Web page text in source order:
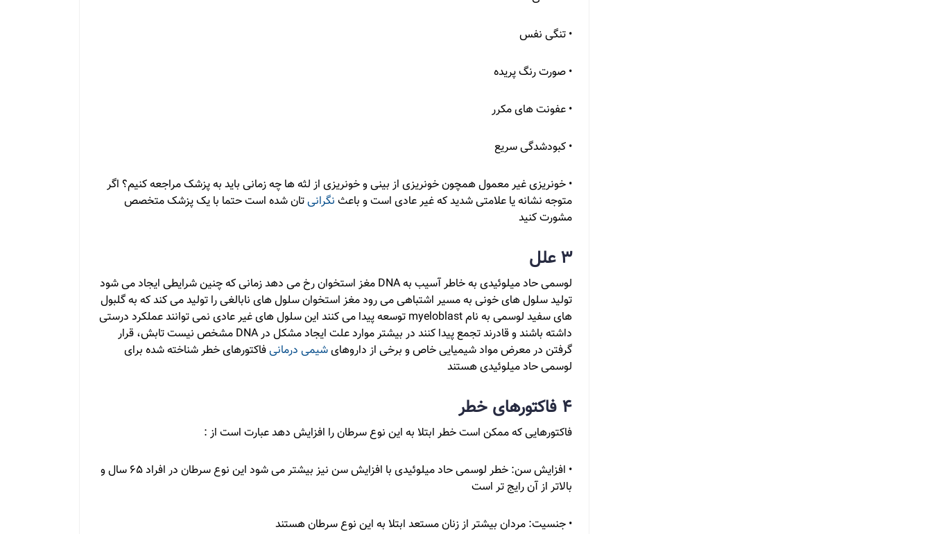
• تنگی نفس
• صورت رنگ پریده
• عفونت های مکرر
• کبودشدگی سریع
• خونریزی غیر معمول همچون خونریزی از بینی و خونریزی از لثه ها چه زمانی باید به پزشک مراجعه کنیم؟ اگر
متوجه نشانه یا علامتی شدید که غیر عادی است و باعث نگرانیتان شده است حتما با یک پزشک متخصص
مشورت کنید
3 علل
لوسمی حاد میلوئیدی به خاطر آسیب به DNA مغز استخوان رخ می دهد زمانی که چنین شرایطی ایجاد می شود
تولید سلول های خونی به مسیر اشتباهی می رود مغز استخوان سلول های نابالغی را تولید می کند که به گلبول
های سفید لوسمی به نام myeloblast توسعه پیدا می کنند این سلول های غیر عادی نمی توانند عملکرد درستی
داشته باشند و قادرند تجمع پیدا کنند در بیشتر موارد علت ایجاد مشکل در DNA مشخص نیست تابش، قرار
گرفتن در معرض مواد شیمیایی خاص و برخی از داروهایشیمی درمانیفاکتورهای خطر شناخته شده برای
لوسمی حاد میلوئیدی هستند
4 فاکتورهای خطر
فاکتورهایی که ممکن است خطر ابتلا به این نوع سرطان را افزایش دهد عبارت است از :
• افزایش سن: خطر لوسمی حاد میلوئیدی با افزایش سن نیز بیشتر می شود این نوع سرطان در افراد ۶۵ سال و
بالاتر از آن رایج تر است
• جنسیت: مردان بیشتر از زنان مستعد ابتلا به این نوع سرطان هستند